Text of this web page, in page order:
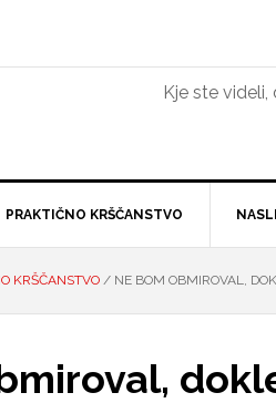
Kje ste
PRAKTIČNO KRŠČANSTVO
KRŠČANSTVO / NE BOM OBMIROVAL,